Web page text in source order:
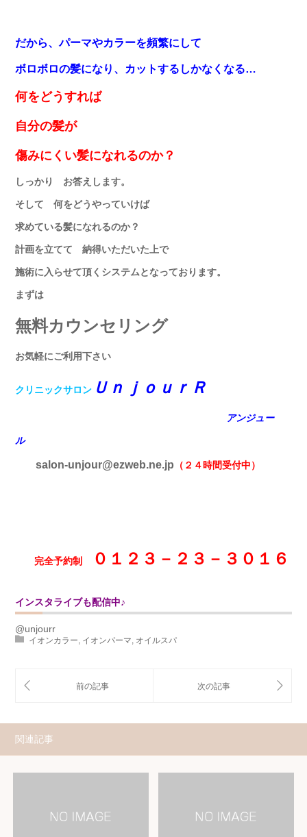
だから、パーマやカラーを頻繁にして
ボロボロの髪になり 、カットするしかなくなる…
何をどうすれば
自分の髪が
傷みにくい髪になれるのか？
しっかり お答えします。
そして 何をどうやっていけば
求めている髪になれるのか？
計画を立てて 納得いただいた上で
施術に入らせて頂くシステムとなっております。
まずは
無料カウンセリング
お気軽にご利用下さい
クリニックサロン ＵｎｊｏｕｒＲ
アンジュー
ル
salon-unjour@ezweb.ne.jp （２４時間受付中）
完全予約制 ０１２３－２３－３０１６
インスタライブも配信中♪
@unjourr
イオンカラー イオンパーマ オイルスパ
関連記事